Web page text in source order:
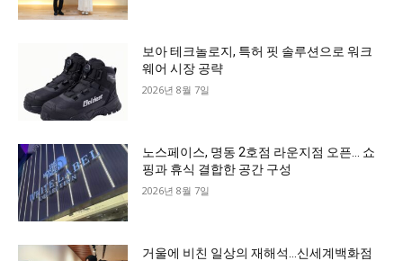
보아 테크놀로지, 특허 핏 솔루션으로 워크
웨어 시장 공략
2026년 8월 7일
노스페이스, 명동 2호점 라운지점 오픈… 쇼
핑과 휴식 결합한 공간 구성
2026년 8월 7일
거울에 비친 일상의 재해석…신세계백화점